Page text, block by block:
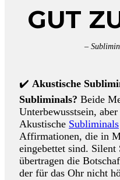
GUT
–
✔️ Akustische
Subliminals? Beide
Unterbewusstsein,
Akustische Subliminals
Affirmationen, die in
eingebettet sind.
übertragen die
der für das Ohr nicht